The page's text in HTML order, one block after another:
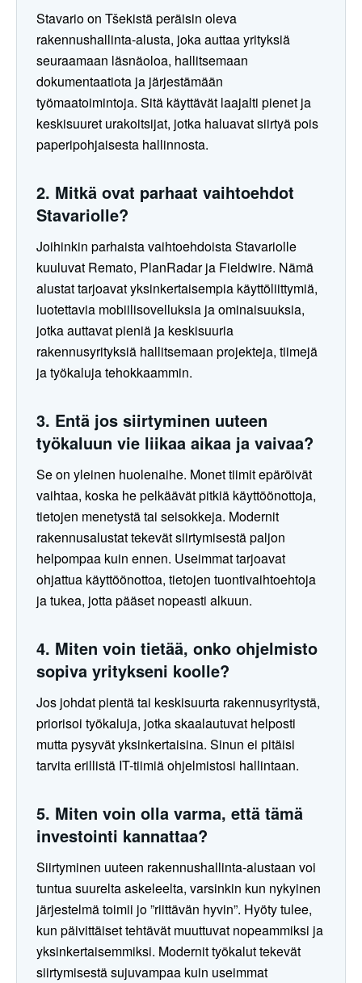
Stavario on Tšekistä peräisin oleva
rakennushallinta-alusta, joka auttaa yrityksiä
seuraamaan läsnäoloa, hallitsemaan
dokumentaatiota ja järjestämään
työmaatoimintoja. Sitä käyttävät laajalti pienet ja
keskisuuret urakoitsijat, jotka haluavat siirtyä pois
paperipohjaisesta hallinnosta.
2. Mitkä ovat parhaat vaihtoehdot
Stavariolle?
Joihinkin parhaista vaihtoehdoista Stavariolle
kuuluvat Remato, PlanRadar ja Fieldwire. Nämä
alustat tarjoavat yksinkertaisempia käyttöliittymiä,
luotettavia mobiilisovelluksia ja ominaisuuksia,
jotka auttavat pieniä ja keskisuuria
rakennusyrityksiä hallitsemaan projekteja, tiimejä
ja työkaluja tehokkaammin.
3. Entä jos siirtyminen uuteen
työkaluun vie liikaa aikaa ja vaivaa?
Se on yleinen huolenaihe. Monet tiimit epäröivät
vaihtaa, koska he pelkäävät pitkiä käyttöönottoja,
tietojen menetystä tai seisokkeja. Modernit
rakennusalustat tekevät siirtymisestä paljon
helpompaa kuin ennen. Useimmat tarjoavat
ohjattua käyttöönottoa, tietojen tuontivaihtoehtoja
ja tukea, jotta pääset nopeasti alkuun.
4. Miten voin tietää, onko ohjelmisto
sopiva yritykseni koolle?
Jos johdat pientä tai keskisuurta rakennusyritystä,
priorisoi työkaluja, jotka skaalautuvat helposti
mutta pysyvät yksinkertaisina. Sinun ei pitäisi
tarvita erillistä IT-tiimiä ohjelmistosi hallintaan.
5. Miten voin olla varma, että tämä
investointi kannattaa?
Siirtyminen uuteen rakennushallinta-alustaan voi
tuntua suurelta askeleelta, varsinkin kun nykyinen
järjestelmä toimii jo ”riittävän hyvin”. Hyöty tulee,
kun päivittäiset tehtävät muuttuvat nopeammiksi ja
yksinkertaisemmiksi. Modernit työkalut tekevät
siirtymisestä sujuvampaa kuin useimmat